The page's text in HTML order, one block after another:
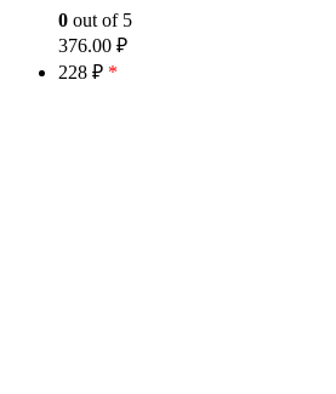
0 out of 5
376.00 ₽
228 ₽ *